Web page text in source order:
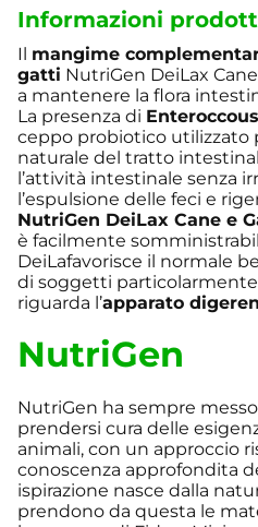
Informazioni
Il mangime
gatti NutriGen DeiLax
a mantenere la flora
La presenza di
ceppo probiotico utilizzato
naturale del tratto
l’attività intestinale senza
l’espulsione delle feci e
NutriGen DeiLax Cane e
è facilmente
DeiLafavorisce il normale
di soggetti
riguarda l’apparato
NutriGen
NutriGen ha sempre
prendersi cura delle
animali, con un approccio
conoscenza approfondita
ispirazione nasce dalla
prendono da questa le